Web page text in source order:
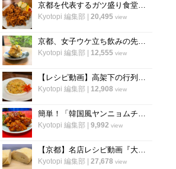
京都を代表するガツ盛り食堂「ハイライト」の名物メニュー”唐揚げ”の作り方
Kyotopi 編集部 20,495 view
京都、女子ウケ立ち飲みの先駆者「すいば」の人気メニュー『ポテトサラダ』の作り方
Kyotopi 編集部 12,555 view
【レシピ動画】高架下の行列ラーメン店「大中」にプロのチャーハンを教わる！
Kyotopi 編集部 12,908 view
簡単！「韓国風ヤンニョムチキン」の作り方！京都の人気韓国料理店『ナム』に教わりました！
Kyotopi 編集部 9,992 view
【京都】名店レシピ動画『大徳寺さいき家』直伝 「ふわふわ だし巻き卵」の作り方！
Kyotopi 編集部 27,678 view